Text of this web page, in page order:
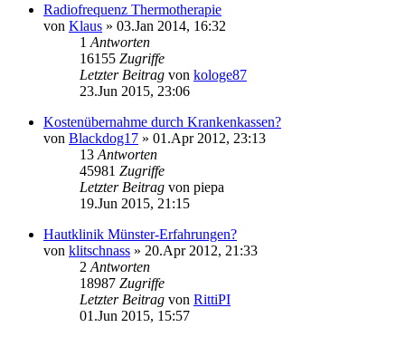
Radiofrequenz Thermotherapie
von Klaus » 03.Jan 2014, 16:32
1 Antworten
16155 Zugriffe
Letzter Beitrag von kologe87
23.Jun 2015, 23:06
Kostenübernahme durch Krankenkassen?
von Blackdog17 » 01.Apr 2012, 23:13
13 Antworten
45981 Zugriffe
Letzter Beitrag von piepa
19.Jun 2015, 21:15
Hautklinik Münster-Erfahrungen?
von klitschnass » 20.Apr 2012, 21:33
2 Antworten
18987 Zugriffe
Letzter Beitrag von RittiPI
01.Jun 2015, 15:57